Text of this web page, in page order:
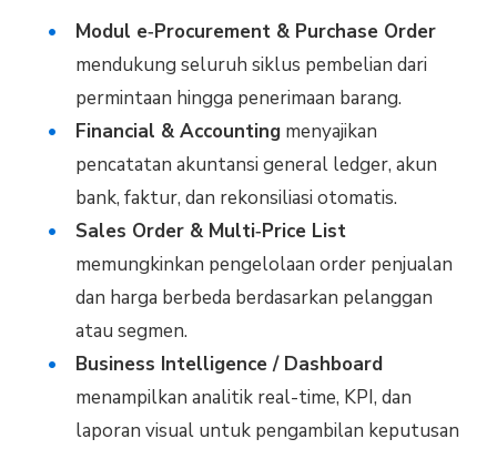
Modul e‑Procurement & Purchase Order
mendukung seluruh siklus pembelian dari
permintaan hingga penerimaan barang.
Financial & Accountingmenyajikan
pencatatan akuntansi general ledger, akun
bank, faktur, dan rekonsiliasi otomatis.
Sales Order & Multi‑Price List
memungkinkan pengelolaan order penjualan
dan harga berbeda berdasarkan pelanggan
atau segmen.
Business Intelligence / Dashboard
menampilkan analitik real-time, KPI, dan
laporan visual untuk pengambilan keputusan